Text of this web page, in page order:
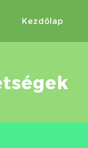
Kezdőlap